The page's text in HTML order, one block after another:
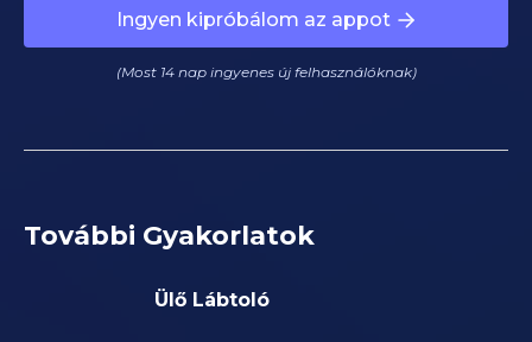
Ingyen kipróbálom az appot
(Most 14 nap ingyenes új felhasználóknak)
További Gyakorlatok
Ülő Lábtoló